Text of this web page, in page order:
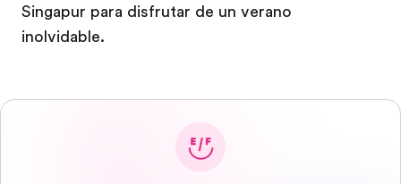
Singapur para disfrutar de un verano
inolvidable.